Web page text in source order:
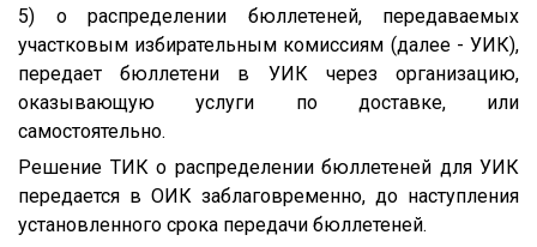
5) о распределении бюллетеней, передаваемых
участковым избирательным комиссиям (далее - УИК),
передает бюллетени в УИК через организацию,
оказывающую услуги по доставке, или
самостоятельно.
Решение ТИК о распределении бюллетеней для УИК
передается в ОИК заблаговременно, до наступления
установленного срока передачи бюллетеней.